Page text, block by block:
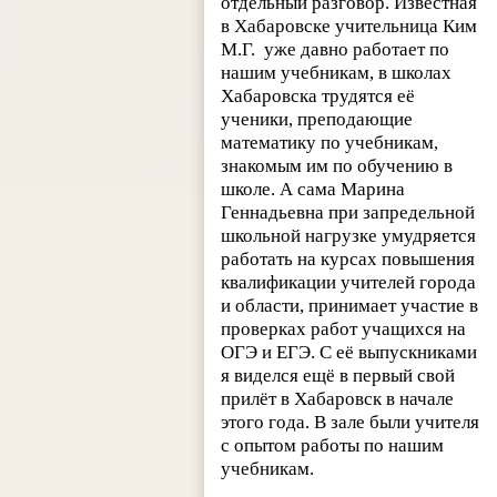
в Хабаровске учительница Ким
М.Г. уже давно работает по
нашим учебникам, в школах
Хабаровска трудятся её
ученики, преподающие
математику по учебникам,
знакомым им по обучению в
школе. А сама Марина
Геннадьевна при запредельной
школьной нагрузке умудряется
работать на курсах повышения
квалификации учителей города
и области, принимает участие в
проверках работ учащихся на
ОГЭ и ЕГЭ. С её выпускниками
я виделся ещё в первый свой
прилёт в Хабаровск в начале
этого года. В зале были учителя
с опытом работы по нашим
учебникам.